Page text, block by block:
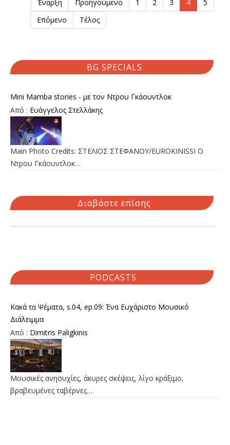
Έναρξη Προηγούμενο 1 2 3 4
5
Επόμενο
Τέλος
BG SPECIALS
Mini Mamba stories - με τον Ντρου Γκάουντλοκ
Από : Ευάγγελος Στελλάκης
Main Photo Credits: ΣΤΕΛΙΟΣ ΣΤΕΦΑΝΟΥ/EUROKINISSI Ο
Ντρου Γκάουντλοκ…
Διαβάστε επίσης
PODCASTS
Κακά τα Ψέματα, s.04, ep.09: Ένα Ευχάριστο Μουσικό
Διάλειμμα
Από : Dimitris Paligkinis
Μουσικές ανησυχίες, άκυρες σκέψεις, λίγο κράξιμο,
βραβευμένες ταβέρνες…